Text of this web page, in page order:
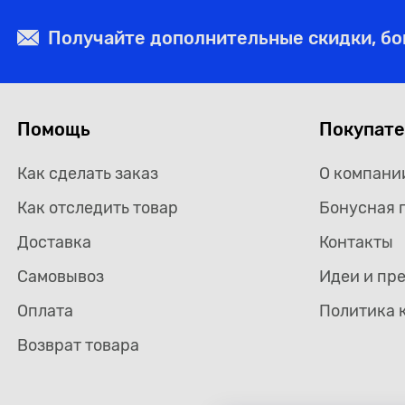
Получайте дополнительные скидки,
Помощь
Как сделать заказ
Как отследить товар
Доставка
Самовывоз
Оплата
Возврат товара
О
Бонусная
Контакты
Идеи и
Политика